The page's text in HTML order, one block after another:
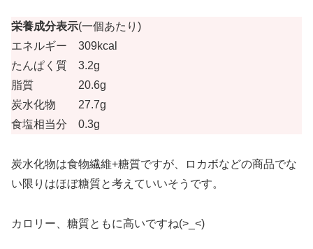
栄養成分表示(一個あたり)
エネルギー 309kcal
たんぱく質 3.2g
脂質 20.6g
炭水化物 27.7g
食塩相当分 0.3g
炭水化物は食物繊維+糖質ですが、ロカボなどの商品でな
い限りはほぼ糖質と考えていいそうです。
カロリー、糖質ともに高いですね(>_<)